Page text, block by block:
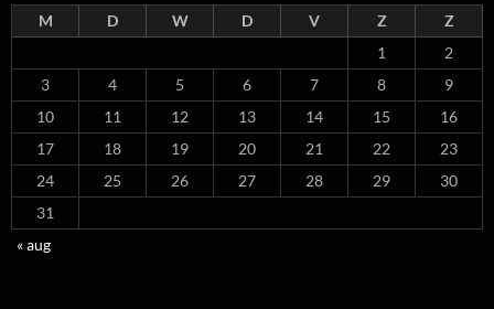
M D W D V Z
Z
1
2
3
4 5 6 7 8
9
10
11 12 13 14 15
16
17
18 19 20 21 22
23
24
25 26 27 28 29
30
31
« aug